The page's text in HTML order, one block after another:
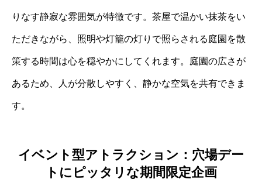
りなす静寂な雰囲気が特徴です。茶屋で温かい抹茶をい
ただきながら、照明や灯籠の灯りで照らされる庭園を散
策する時間は心を穏やかにしてくれます。庭園の広さが
あるため、人が分散しやすく、静かな空気を共有できま
す。
イベント型アトラクション：穴場デー
トにピッタリな期間限定企画